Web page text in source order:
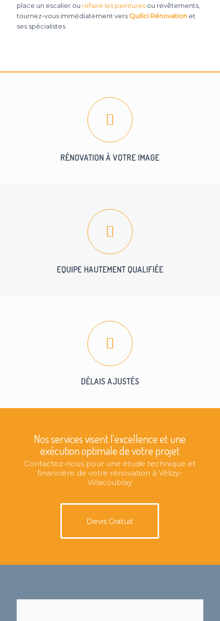
place un escalier ou refaire les peinturesou revêtements,
tournez-vous immédiatement vers Quilici Rénovationet
ses spécialistes.
RÉNOVATION À VOTRE IMAGE
EQUIPE HAUTEMENT QUALIFIÉE
DÉLAIS AJUSTÉS
Nos services visent l’excellence et une
exécution optimale de votre projet
Contactez-nous pour une étude technique et
financière de votre rénovation à Vélizy-
Villacoublay
Devis Gratuit